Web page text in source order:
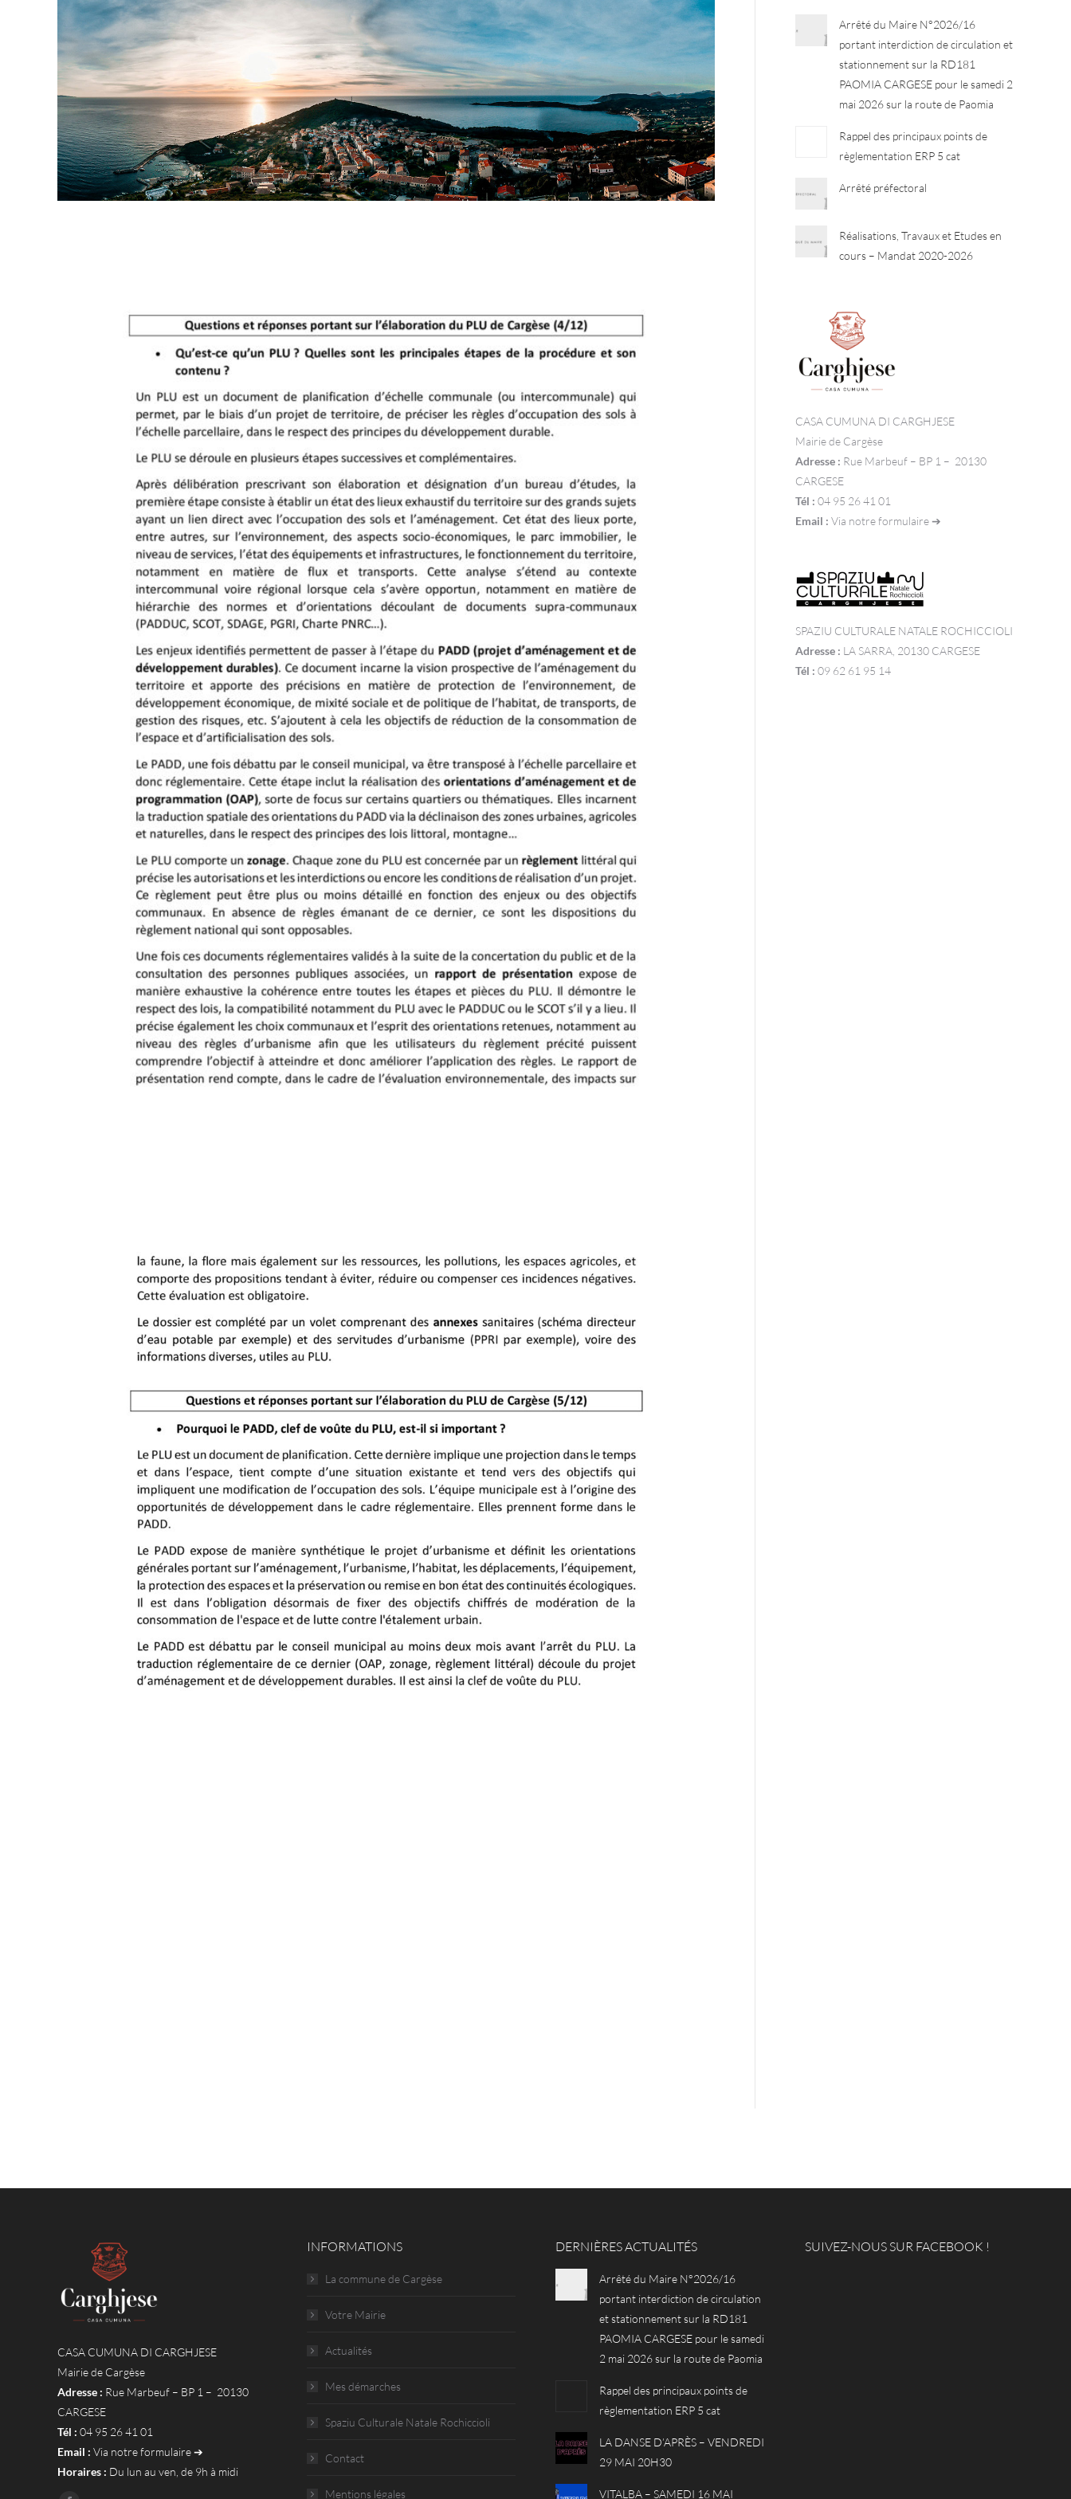
Arrêté du Maire N°2026/16
portant interdiction de circulation et
stationnement sur la RD181
PAOMIA CARGESE pour le samedi 2
mai 2026 sur la route de Paomia
Rappel des principaux points de
règlementation ERP 5 cat
Arrêté préfectoral
Réalisations, Travaux et Etudes en
cours – Mandat 2020-2026
CASA CUMUNA DI CARGHJESE
Mairie de Cargèse
Adresse : Rue Marbeuf – BP 1 – 20130
CARGESE
Tél : 04 95 26 41 01
Email : Via notre formulaire ➔
SPAZIU CULTURALE NATALE ROCHICCIOLI
Adresse : LA SARRA, 20130 CARGESE
Tél : 09 62 61 95 14
CASA CUMUNA DI CARGHJESE
Mairie de Cargèse
Adresse : Rue Marbeuf – BP 1 – 20130
CARGESE
Tél : 04 95 26 41 01
Email : Via notre formulaire ➔
Horaires : Du lun au ven, de 9h à midi
INFORMATIONS
La commune de Cargèse
Votre Mairie
Actualités
Mes démarches
Spaziu Culturale Natale Rochiccioli
Contact
Mentions légales
DERNIÈRES ACTUALITÉS
Arrêté du Maire N°2026/16
portant interdiction de circulation
et stationnement sur la RD181
PAOMIA CARGESE pour le samedi
2 mai 2026 sur la route de Paomia
Rappel des principaux points de
règlementation ERP 5 cat
LA DANSE D’APRÈS – VENDREDI
29 MAI 20H30
VITALBA – SAMEDI 16 MAI
SUIVEZ-NOUS SUR FACEBOOK !